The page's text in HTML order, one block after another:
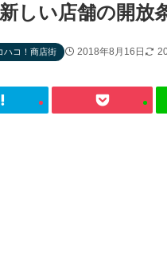
しい店舗の開放
ハコ！商店街 2018年8月16日